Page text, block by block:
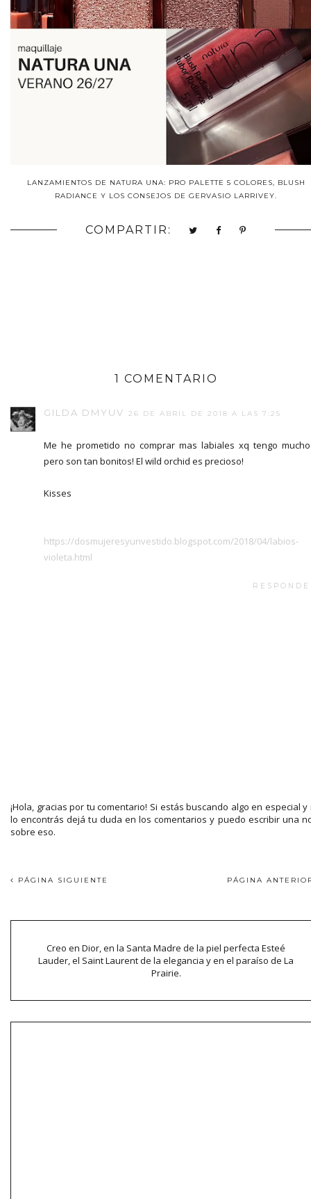
LANZAMIENTOS DE NATURA UNA: PRO PALETTE 5 COLORES, BLUSH
RADIANCE Y LOS CONSEJOS DE GERVASIO LARRIVEY.
COMPARTIR:
1 COMENTARIO
GILDA DMYUV 26 DE ABRIL DE 2018 A LAS 7:25
Me he prometido no comprar mas labiales xq tengo
pero son tan bonitos! El wild orchid es precioso!
Kisses
https://dosmujeresyunvestido.blogspot.com/2018/04/labios-
violeta.html
¡Hola, gracias por tu comentario! Si estás buscando algo en especial y
lo encontrás dejá tu duda en los comentarios y puedo escribir una
sobre eso.
PÁGINA SIGUIENTE PÁGINA
Creo en Dior, en la Santa Madre de la piel perfecta Esteé
Lauder, el Saint Laurent de la elegancia y en el paraíso de La
Prairie.